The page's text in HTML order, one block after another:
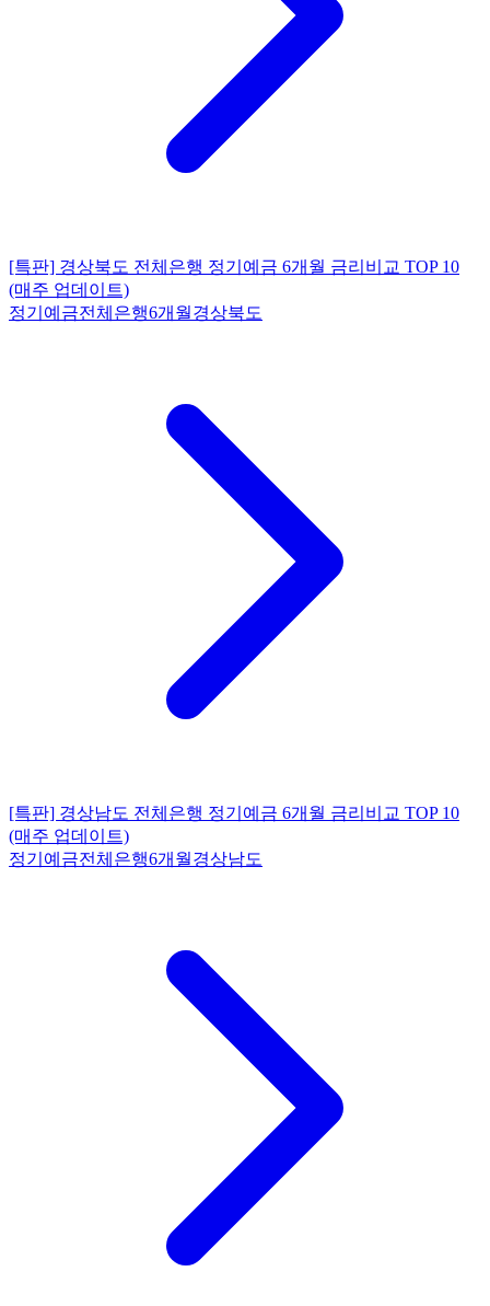
[특판] 경상북도 전체은행 정기예금 6개월 금리비교 TOP 10
(매주 업데이트)
정기예금전체은행6개월경상북도
[특판] 경상남도 전체은행 정기예금 6개월 금리비교 TOP 10
(매주 업데이트)
정기예금전체은행6개월경상남도